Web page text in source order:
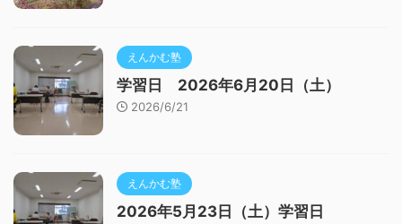
えんかむ塾
学習日 2026年6月20日（土）
2026/6/21
えんかむ塾
2026年5月23日（土）学習日